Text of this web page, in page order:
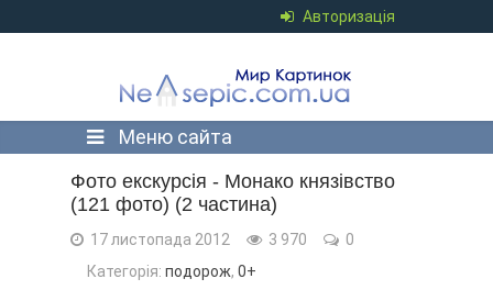
Авторизація
Меню сайта
Фото екскурсія - Монако князівство
(121 фото) (2 частина)
17 листопада 2012 3 970
0
Категорія: подорож, 0+